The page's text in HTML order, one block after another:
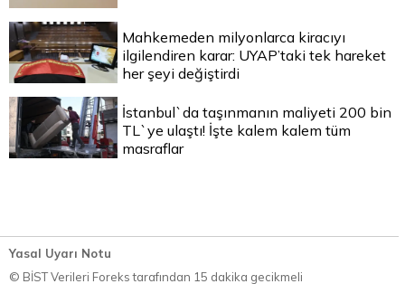
Mahkemeden milyonlarca kiracıyı
ilgilendiren karar: UYAP’taki tek hareket
her şeyi değiştirdi
İstanbul`da taşınmanın maliyeti 200 bin
TL`ye ulaştı! İşte kalem kalem tüm
masraflar
Yasal Uyarı Notu
© BİST Verileri Foreks tarafından 15 dakika gecikmeli